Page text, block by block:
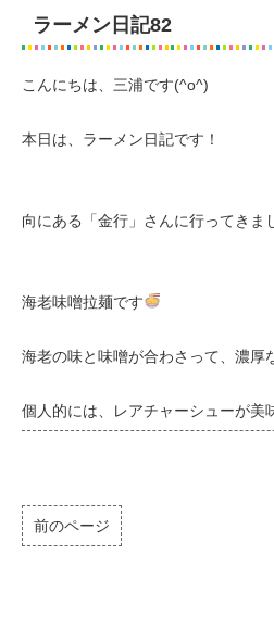
ラーメン日記82
こんにちは、三浦です(^o^)
本日は、ラーメン日記です！
向にある「金行」さんに行ってきま
海老味噌拉麺です
海老の味と味噌が合わさって、濃厚
個人的には、レアチャーシューが美
前のページ